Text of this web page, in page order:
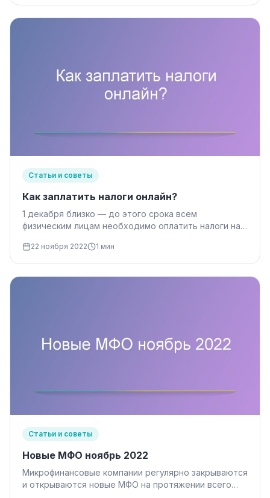
Статьи и советы
Как заплатить налоги онлайн?
1 декабря близко — до этого срока всем
физическим лицам необходимо оплатить налоги на
22 ноября 2022 1 мин
Статьи и советы
Новые МФО ноябрь 2022
Микрофинансовые компании регулярно закрываются
и открываются новые МФО на протяжении всего